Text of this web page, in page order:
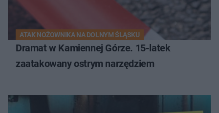
ATAK NOŻOWNIKA NA DOLNYM ŚLĄSKU
Dramat w Kamiennej Górze. 15-latek
zaatakowany ostrym narzędziem